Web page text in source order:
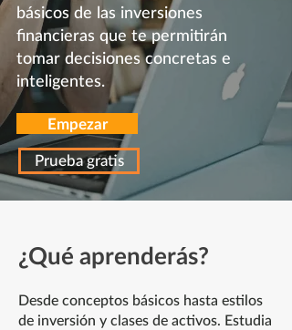
básicos de las inversiones
financieras que te permitirán
tomar decisiones concretas e
inteligentes.
Empezar
Prueba gratis
¿Qué aprenderás?
Desde conceptos básicos hasta estilos
de inversión y clases de activos. Estudia